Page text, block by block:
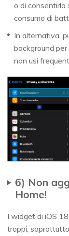
o di consentirla
consumo di
In alternativa,
background
non usi
6) Non
Home!
I widget di iOS
troppi,